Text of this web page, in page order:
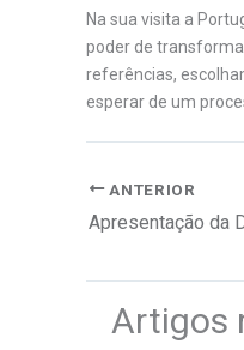
Na sua visita a
poder de
referências,
esperar de um
ANTERIOR
Apresentação da
Artigos